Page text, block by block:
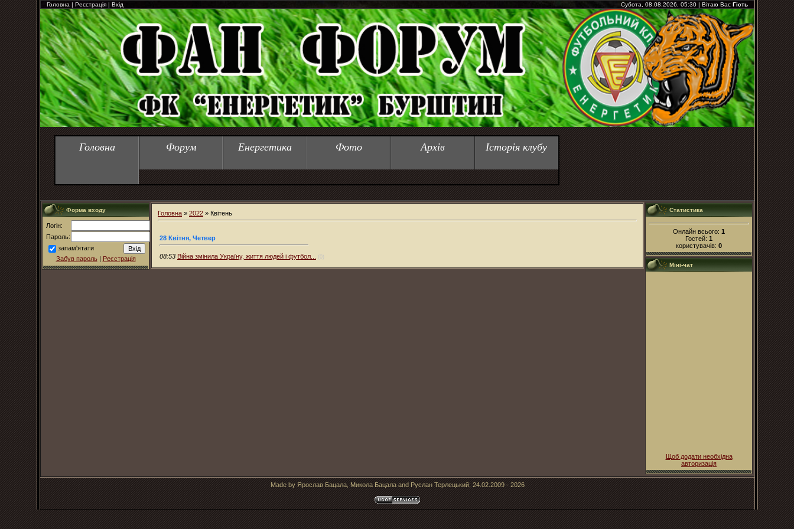
Головна | Реєстрація | Вхід Субота, 08.08.2026, 05:30 | Вітаю Вас Гість
Головна Форум Енергетика Фото Архів Історія клубу
Форма входу
Логін:
Пароль:
запам'ятати
Забув пароль| Реєстрація
Головна » 2022 » Квітень
28 Квітня, Четвер
08:53 Війна змінила Україну, життя людей і футбол...
Статистика
Онлайн всього: 1
Гостей: 1
користувачів: 0
Міні-чат
Щоб додати необхідна
авторизація
Made by Ярослав Бацала, Микола Бацала and Руслан Терлецький; 24.02.2009 - 2026